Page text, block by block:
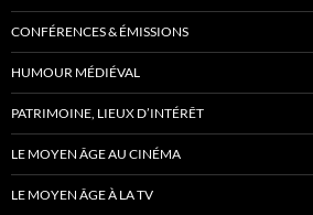
CONFÉRENCES & ÉMISSIONS
HUMOUR MÉDIÉVAL
PATRIMOINE, LIEUX D’INTÉRÊT
LE MOYEN ÂGE AU CINÉMA
LE MOYEN ÂGE À LA TV